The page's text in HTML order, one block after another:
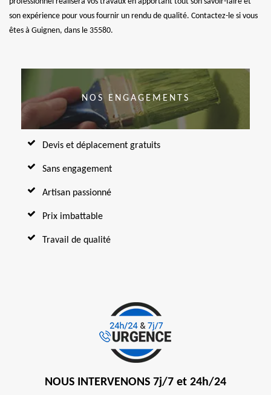
son expérience pour vous fournir un rendu de qualité. Contactez-le si vous
êtes à Guignen, dans le 35580.
NOS ENGAGEMENTS
Devis et déplacement gratuits
Sans engagement
Artisan passionné
Prix imbattable
Travail de qualité
NOUS INTERVENONS 7j/7 et 24h/24